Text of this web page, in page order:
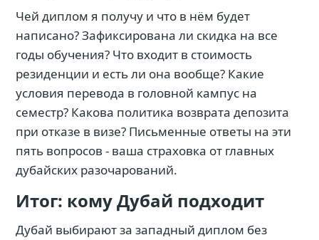
Чей диплом я получу и что в нём будет
написано? Зафиксирована ли скидка на все
годы обучения? Что входит в стоимость
резиденции и есть ли она вообще? Какие
условия перевода в головной кампус на
семестр? Какова политика возврата депозита
при отказе в визе? Письменные ответы на эти
пять вопросов - ваша страховка от главных
дубайских разочарований.
Итог: кому Дубай подходит
Дубай выбирают за западный диплом без